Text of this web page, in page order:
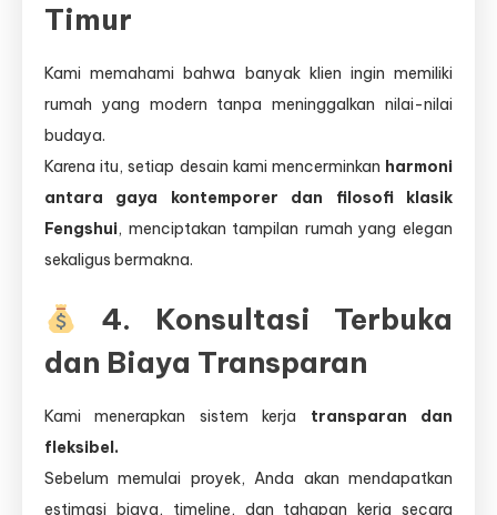
Timur
Kami memahami bahwa banyak klien ingin memiliki
rumah yang modern tanpa meninggalkan nilai-nilai
budaya.
Karena itu, setiap desain kami mencerminkan harmoni
antara gaya kontemporer dan filosofi klasik
Fengshui, menciptakan tampilan rumah yang elegan
sekaligus bermakna.
4. Konsultasi Terbuka
dan Biaya Transparan
Kami menerapkan sistem kerja transparan dan
fleksibel.
Sebelum memulai proyek, Anda akan mendapatkan
estimasi biaya, timeline, dan tahapan kerja secara